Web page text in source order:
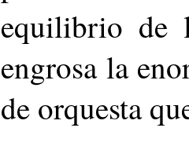
equilibrio de
engrosa la
de orquesta